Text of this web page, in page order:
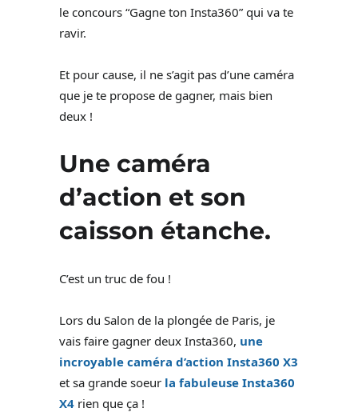
le concours “Gagne ton Insta360” qui va te
ravir.
Et pour cause, il ne s’agit pas d’une caméra
que je te propose de gagner, mais bien
deux !
Une caméra
d’action et son
caisson étanche.
C’est un truc de fou !
Lors du Salon de la plongée de Paris, je
vais faire gagner deux Insta360, une
incroyable caméra d’action Insta360 X3
et sa grande soeur la fabuleuse Insta360
X4 rien que ça !